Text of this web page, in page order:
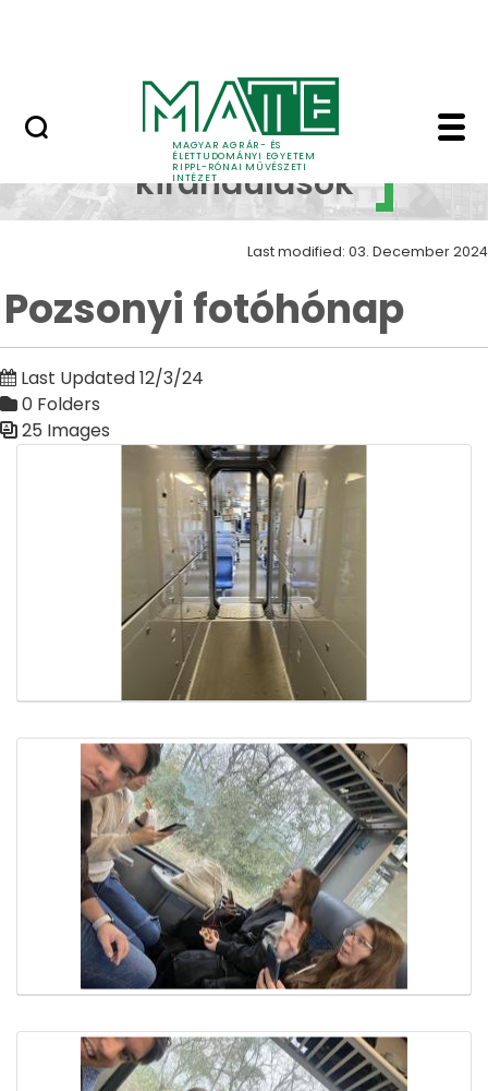
MAGYAR AGRÁR- ÉS
ÉLETTUDOMÁNYI EGYETEM
RIPPL-RÓNAI MŰVÉSZETI
INTÉZET
Pozsonyi fotóhónap
Szakmai
kirándulások
Last modified: 03. December 2024
Pozsonyi fotóhónap
Last Updated 12/3/24
0 Folders
25 Images